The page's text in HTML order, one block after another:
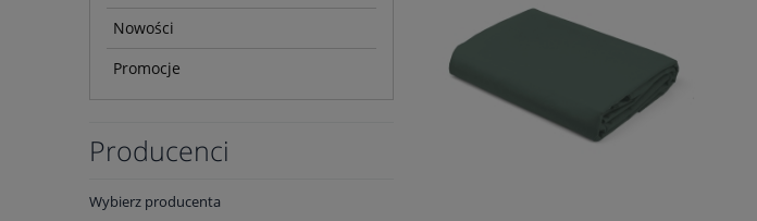
Nowości
Promocje
Producenci
Wybierz producenta